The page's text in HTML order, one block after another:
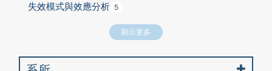
失效模式與效應分析 5
顯示更多